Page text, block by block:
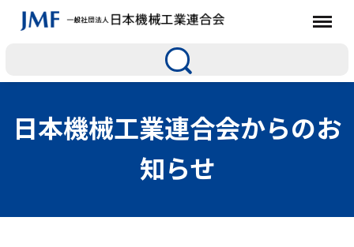
日本機械工業連合会からのお
知らせ